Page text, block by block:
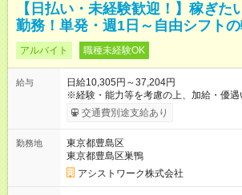
【日払い・未経験歓迎！】稼ぎた
勤務！単発・週1日～自由シフト
アルバイト 職種未経験OK
給与
日給10,305円～37,204円
※経験・能力等を考慮の上、加給・優遇いたし
間】試用期間なし
交通費別途支給あり
勤務地
東京都豊島区
東京都豊島区巣鴨
アシストワーク株式会社